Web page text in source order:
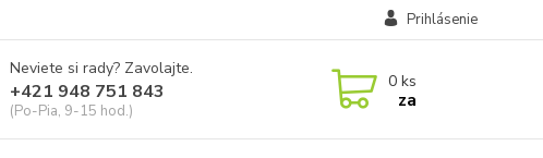
Prihlásenie
Neviete si rady? Zavolajte.
+421 948 751 843
(Po-Pia, 9-15 hod.)
0 ks
za